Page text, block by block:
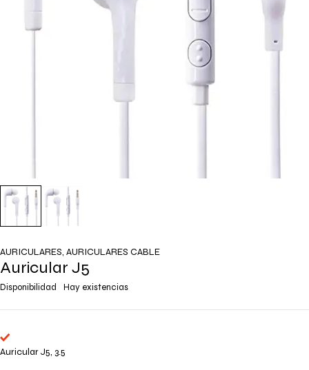
AURICULARES, AURICULARES CABLE
Auricular J5
Disponibilidad Hay existencias
Auricular J5, 3.5